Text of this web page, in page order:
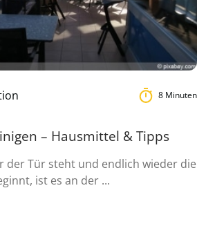
8 Minuten
– Hausmittel & Tipps
der Tür steht und endlich wieder die
ist es an der ...